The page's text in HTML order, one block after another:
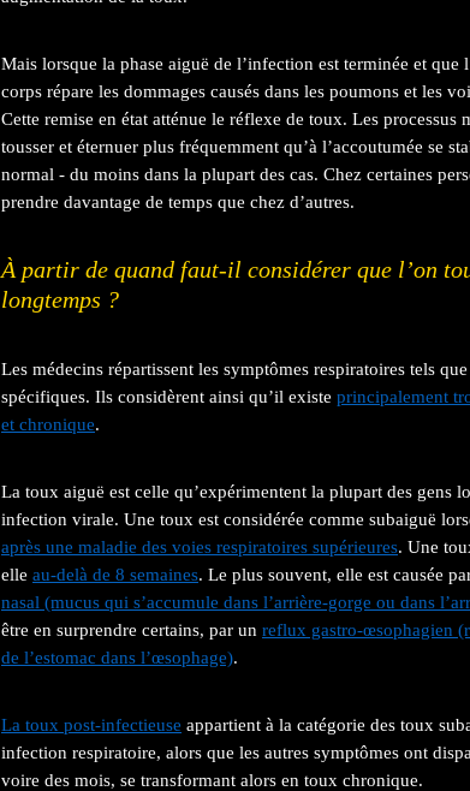
Mais lorsque la phase aiguë de l’infection est terminée et que
corps répare les dommages causés dans les poumons et les
Cette remise en état atténue le réflexe de toux. Les processus
tousser et éternuer plus fréquemment qu’à l’accoutumée se
normal - du moins dans la plupart des cas. Chez certaines
prendre davantage de temps que chez d’autres.
À partir de quand faut-il considérer que l’on
longtemps ?
Les médecins répartissent les symptômes respiratoires tels
spécifiques. Ils considèrent ainsi qu’il existe principalement
et chronique.
La toux aiguë est celle qu’expérimentent la plupart des gens
infection virale. Une toux est considérée comme subaiguë
après une maladie des voies respiratoires supérieures. Une
elle au-delà de 8 semaines. Le plus souvent, elle est causée
nasal (mucus qui s’accumule dans l’arrière-gorge ou dans
être en surprendre certains, par un reflux gastro-œsophagien
de l’estomac dans l’œsophage).
La toux post-infectieuse appartient à la catégorie des toux
infection respiratoire, alors que les autres symptômes ont
voire des mois, se transformant alors en toux chronique.